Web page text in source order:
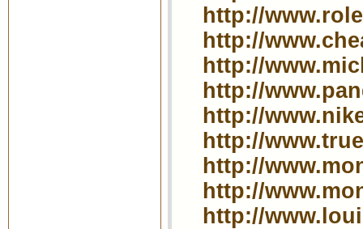
http://
http://
http://
http://
http://
http://
http://
http://
http://